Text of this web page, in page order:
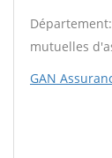
mutuelles
GAN